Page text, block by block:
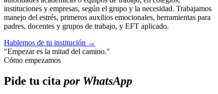
instituciones y empresas, según el grupo y la necesidad. Trabajamos
manejo del estrés, primeros auxilios emocionales, herramientas para
padres, docentes y grupos de trabajo, y EFT aplicado.
Hablemos de tu institución →
"Empezar es la mitad del camino."
Cómo empezamos
Pide tu cita por WhatsApp